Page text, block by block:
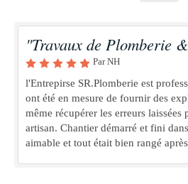
"Travaux de Plomberie
Par NH
l'Entrepirse SR.Plomberie est
ont été en mesure de fournir des
même récupérer les erreurs laissées
artisan. Chantier démarré et fini
aimable et tout était bien rangé